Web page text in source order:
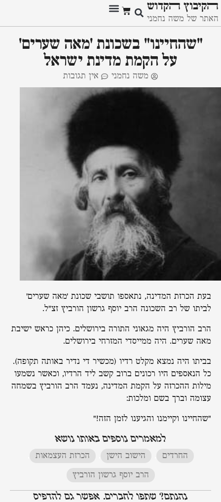
ﬣקיבוץ ﬣקדוש
האתר של משה נחמני
"שהחיינו" בשכונת 'מאה שערים'
על הקמת מדינת ישראל
משה נחמני אין תגובות
בעת הכרזת המדינה, נתאספו תושבי שכונת 'מאה שערים'
לביתו של רב השכונה הרב יוסף גרשון הורביץ זצ"ל.
הרב הורביץ היה מגאוני התורה בירושלים. כיהן כראש ישיבת
מאה שערים. היה ממייסדי המזרחי בירושלים.
בביתו היה נמצא מקלט רדיו (מכשיר די נדיר באותה תקופה).
כל הנאספים היו רכונים ברוב קשב ליד הרדיו, וכאשר נשמעו
מילות ההכרזה על הקמת המדינה, נעמד הרב הורביץ בשמחה
עצומה וברך בשם ומלכות:
"שהחיינו וקיימנו והגיענו לזמן הזה!"
למאמרים נוספים באותו נושא
החרדים הישוב הישן הכרזת העצמאות
הרב יוסף גרשון הורביץ
נהנתם? שתפו לחברים. אפשר גם להדפיס